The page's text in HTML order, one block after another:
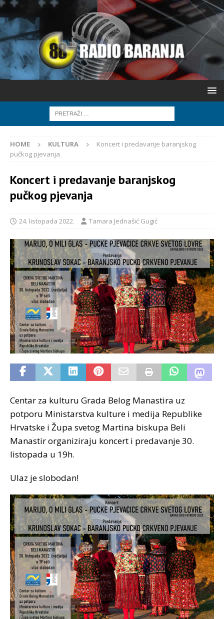
HOME KULTURA
Koncert i predavanje baranjskog
pučkog pjevanja
Koncert i predavanje baranjskog
pučkog pjevanja
24. listopada 2022. Tamara Jednašić Gugić
Centar za kulturu Grada Belog Manastira uz
potporu Ministarstva kulture i medija Republike
Hrvatske i Župa svetog Martina biskupa Beli
Manastir organiziraju koncert i predavanje 30.
listopada u 19h.
Ulaz je slobodan!